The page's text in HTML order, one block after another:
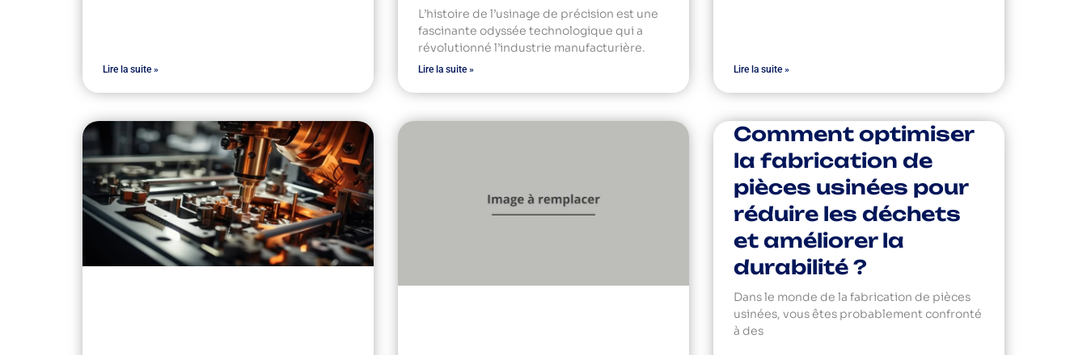
Lire la suite »
L’histoire de l’usinage de précision est une
fascinante odyssée technologique qui a
révolutionné l’industrie manufacturière.
Lire la suite » Lire la suite »
Comment optimiser
la fabrication de
pièces usinées pour
réduire les déchets
et améliorer la
durabilité ?
Dans le monde de la fabrication de pièces
usinées, vous êtes probablement confronté
à des